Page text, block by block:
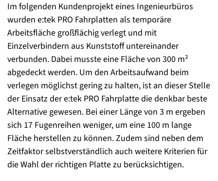
Im folgenden Kundenprojekt eines Ingenieurbüros
wurden e:tek PRO Fahrplatten als temporäre
Arbeitsfläche großflächig verlegt und mit
Einzelverbindern aus Kunststoff untereinander
verbunden. Dabei musste eine Fläche von 300 m²
abgedeckt werden. Um den Arbeitsaufwand beim
verlegen möglichst gering zu halten, ist an dieser Stelle
der Einsatz der e:tek PRO Fahrplatte die denkbar beste
Alternative gewesen. Bei einer Länge von 3 m ergeben
sich 17 Fugenreihen weniger, um eine 100 m lange
Fläche herstellen zu können. Zudem sind neben dem
Zeitfaktor selbstverständlich auch weitere Kriterien für
die Wahl der richtigen Platte zu berücksichtigen.